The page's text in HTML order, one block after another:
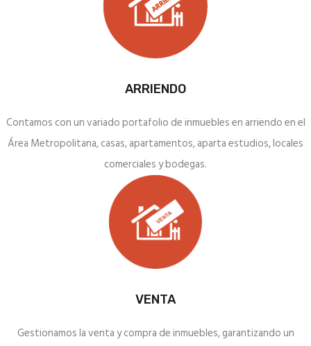
ARRIENDO
Contamos con un variado portafolio de inmuebles en arriendo en el
Área Metropolitana, casas, apartamentos, aparta estudios, locales
comerciales y bodegas.
VENTA
Gestionamos la venta y compra de inmuebles, garantizando un